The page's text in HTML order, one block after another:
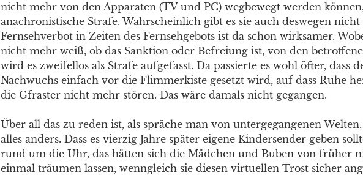
nicht mehr von den Apparaten (TV und PC) wegbewegt werden
anachronistische Strafe. Wahrscheinlich gibt es sie auch deswegen nicht
Fernsehverbot in Zeiten des Fernsehgebots ist da schon wirksamer.
nicht mehr weiß, ob das Sanktion oder Befreiung ist, von den
wird es zweifellos als Strafe aufgefasst. Da passierte es wohl öfter, dass
Nachwuchs einfach vor die Flimmerkiste gesetzt wird, auf dass Ruhe
die Gfraster nicht mehr stören. Das wäre damals nicht gegangen.
Über all das zu reden ist, als spräche man von untergegangenen
alles anders. Dass es vierzig Jahre später eigene Kindersender geben
rund um die Uhr, das hätten sich die Mädchen und Buben von früher
einmal träumen lassen, wenngleich sie diesen virtuellen Trost sicher